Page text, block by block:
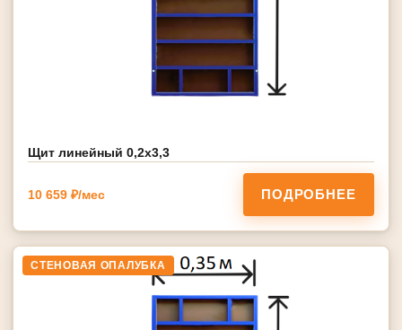
Щит линейный 0,2х3,3
10 659 ₽/мес ПОДРОБНЕЕ
СТЕНОВАЯ ОПАЛУБКА